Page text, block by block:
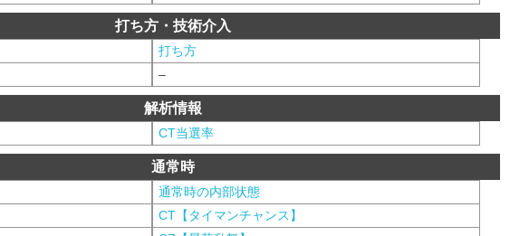
打ち方・技術介入
打ち方
–
解析情報
CT当選率
通常時
通常時の内部状態
CT【タイマンチャンス】